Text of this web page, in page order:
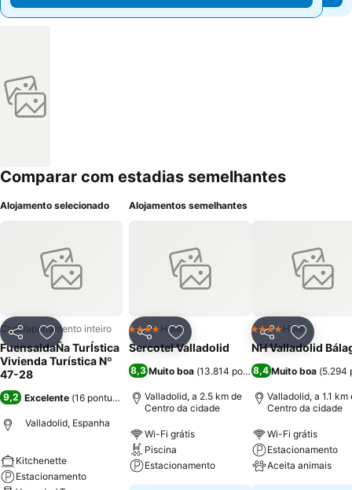
Comparar com estadias semelhantes
Alojamento selecionado
PartilharAdicionar aos favoritos
Casa/apartamento inteiro
FuensaldaÑa TurÍstica
Vivienda Turística Nº
47-28
9,2 Excelente (16 pontuações)
Valladolid, Espanha
Kitchenette
Estacionamento
Alojamentos semelhantes
PartilharAdicionar aos favoritos
4 EstrelasHotel
Sercotel Valladolid
8,3 Muito boa (13.814 pontuações)
Valladolid, a 2.5 km de
Centro da cidade
Wi-Fi grátis
Piscina
Estacionamento
Partilhar
4 EstrelasHotel
NH Valladolid
8,4Muito boa (5.294
Valladolid, a 1.1 km
Centro da cidade
Wi-Fi grátis
Estacionamento
Aceita animais